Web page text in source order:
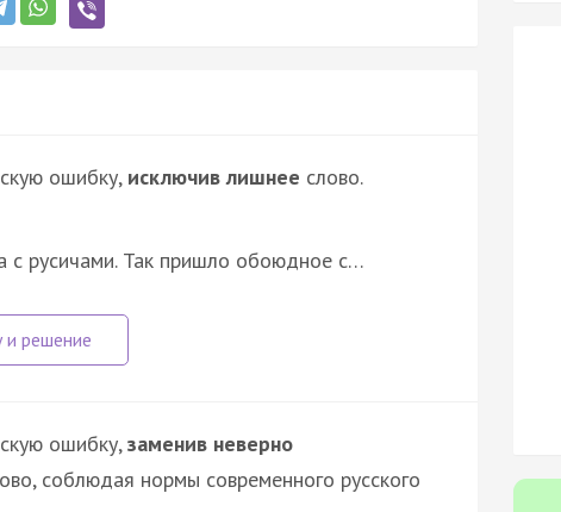
ошибку, исключив лишнее слово.
с русичами. Так пришло обоюдное с…
ошибку,заменив неверно
соблюдая нормы современного русского